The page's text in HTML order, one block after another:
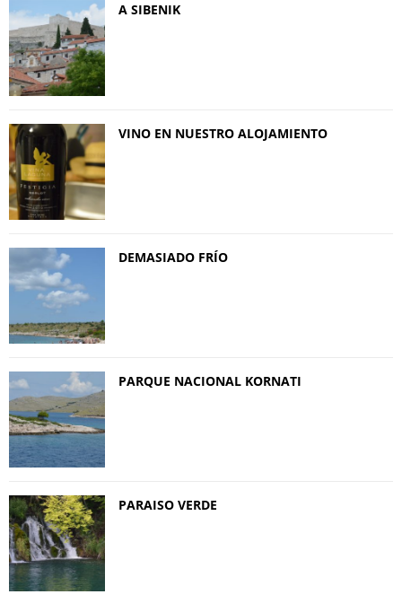
A SIBENIK
VINO EN NUESTRO ALOJAMIENTO
DEMASIADO FRÍO
PARQUE NACIONAL KORNATI
PARAISO VERDE